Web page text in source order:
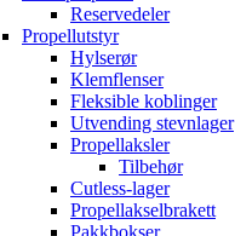
Reservedeler
Propellutstyr
Hylserør
Klemflenser
Fleksible koblinger
Utvending stevnlager
Propellaksler
Tilbehør
Cutless-lager
Propellakselbrakett
Pakkbokser